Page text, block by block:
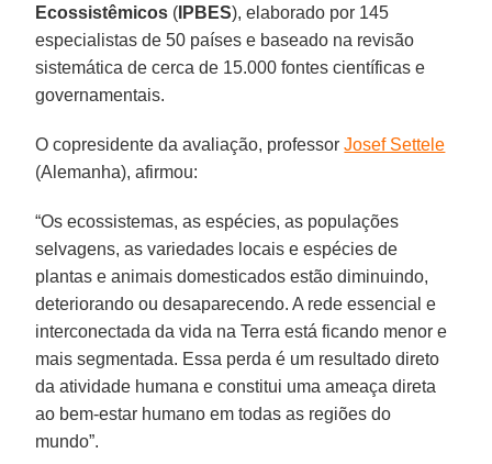
Ecossistêmicos ( IPBES), elaborado por 145
especialistas de 50 países e baseado na revisão
sistemática de cerca de 15.000 fontes científicas e
governamentais.
O copresidente da avaliação, professorJosef Settele
(Alemanha), afirmou:
“Os ecossistemas, as espécies, as populações
selvagens, as variedades locais e espécies de
plantas e animais domesticados estão diminuindo,
deteriorando ou desaparecendo. A rede essencial e
interconectada da vida na Terra está ficando menor e
mais segmentada. Essa perda é um resultado direto
da atividade humana e constitui uma ameaça direta
ao bem-estar humano em todas as regiões do
mundo”.